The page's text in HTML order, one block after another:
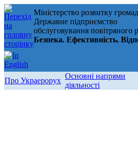
Міністерство розвитку
Державне підприємство
обслуговування повітряного
Безпека. Ефективність.
Про Украерорух
Основні напрями
діяльності